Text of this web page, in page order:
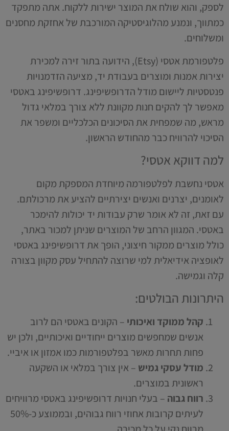
לספק, והוא שולח את המוצר ישירות ללקוח. אתה מתפקד
כמתווך, ונמנע מהלוגיסטיקה המורכבת של אחזקת מחסנים
ומשלוחים.
פלטפורמת אטסי (Etsy), הידועה בתור זירה למכירת
יצירות אמנות ומוצרים בעבודת יד, מציעה הזדמנויות
פנטסטיות ליישום מודל הדרופשיפינג. דרופשיפינג באטסי
מאפשר לך להקים חנות מקוונת ללא צורך במלאי גדול
מראש, מה שמפחית את הסיכונים הכלכליים ומשפר את
הסיכוי להרוויח כבר מהחודש הראשון.
למה דווקא אטסי?
אטסי נחשבת לפלטפורמה מיוחדת המספקת מקום
לאומנים, יצרנים ואנשים יצירתיים להציע את מרכולתם.
עם זאת, זה לא אומר שרק עבודות יד יכולות להימכר
באטסי. המגוון הרחב של המוצרים שניתן למכור באתר,
כולל מוצרים ממקור חיצוני, הופך את דרופשיפינג באטסי
לאופציה אידיאלית למי שרוצה להתחיל עסק מקוון בצורה
קלה וגמישה.
היתרונות הבולטים:
קהל ממוקד ואיכותי – הקונים באטסי הם לרוב
אנשים שמחפשים מוצרים ייחודיים ואיכותיים, ולכן יש
פחות תחרות מאשר בפלטפורמות כמו אמזון או איביי.
מודל עסקי גמיש – אין צורך במלאי או השקעה
ראשונית במוצרים.
רווח גבוה – בעלי חנויות דרופשיפינג באטסי מרוויחים
לעיתים קרובות אחוזי רווח גבוהים, ובממוצע כ-50%